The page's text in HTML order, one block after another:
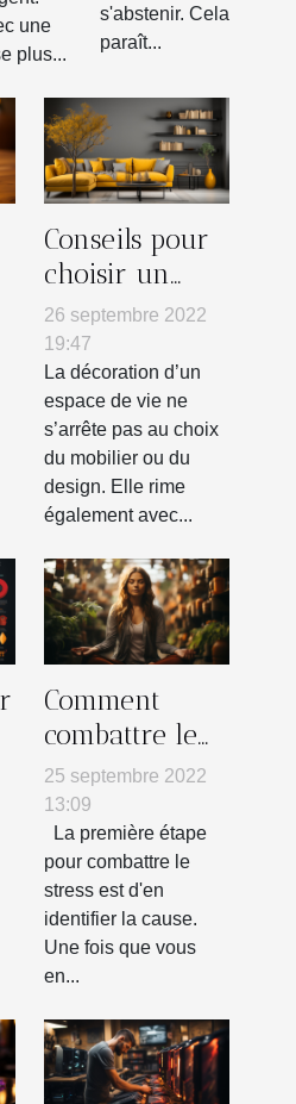
une
plus...
s'abstenir. Cela
paraît...
Conseils pour
choisir un
tableau mural
26 septembre 2022
19:47
La décoration d’un
espace de vie ne
s’arrête pas au choix
du mobilier ou du
design. Elle rime
également avec...
Comment
combattre le
stress
25 septembre 2022
13:09
La première étape
pour combattre le
stress est d'en
identifier la cause.
Une fois que vous
en...